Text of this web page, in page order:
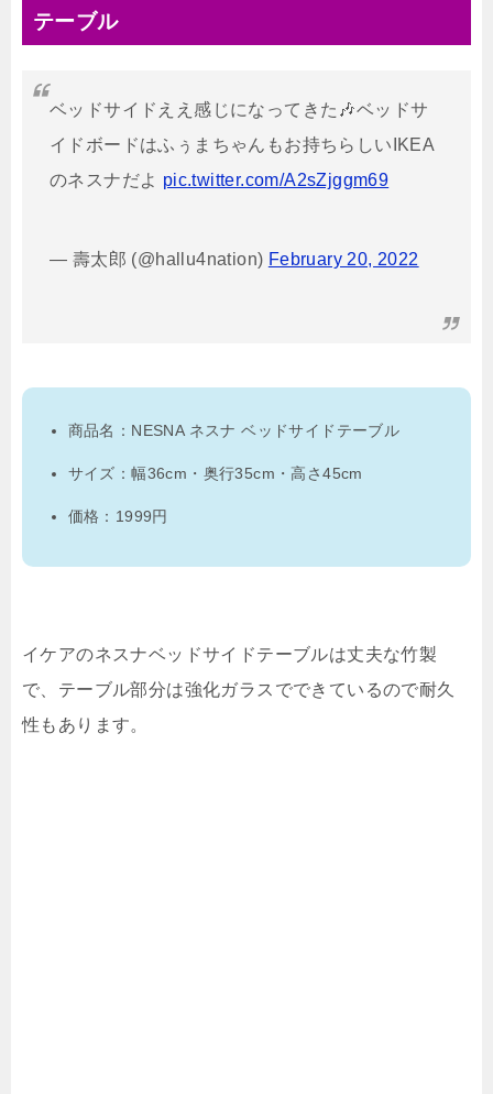
テーブル
ベッドサイドええ感じになってきた🎶ベッドサ
イドボードはふぅまちゃんもお持ちらしいIKEA
のネスナだよ pic.twitter.com/A2sZjggm69
— 壽太郎 (@hallu4nation) February 20, 2022
商品名：NESNA ネスナ ベッドサイドテーブル
サイズ：幅36cm・奥行35cm・高さ45cm
価格：1999円
イケアのネスナベッドサイドテーブルは丈夫な竹製
で、テーブル部分は強化ガラスでできているので耐久
性もあります。